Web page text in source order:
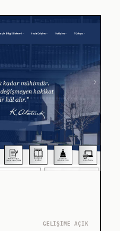
GELİŞİME AÇIK